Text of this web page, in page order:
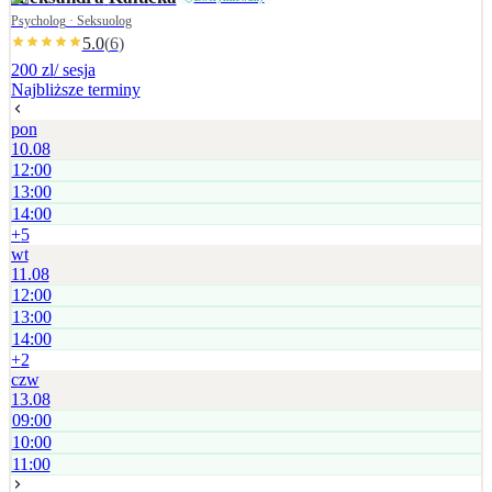
Psycholog · Seksuolog
5.0(6)
200 zl/ sesja
Najbliższe terminy
pon
10.08
12:00
13:00
14:00
+5
wt
11.08
12:00
13:00
14:00
+2
czw
13.08
09:00
10:00
11:00